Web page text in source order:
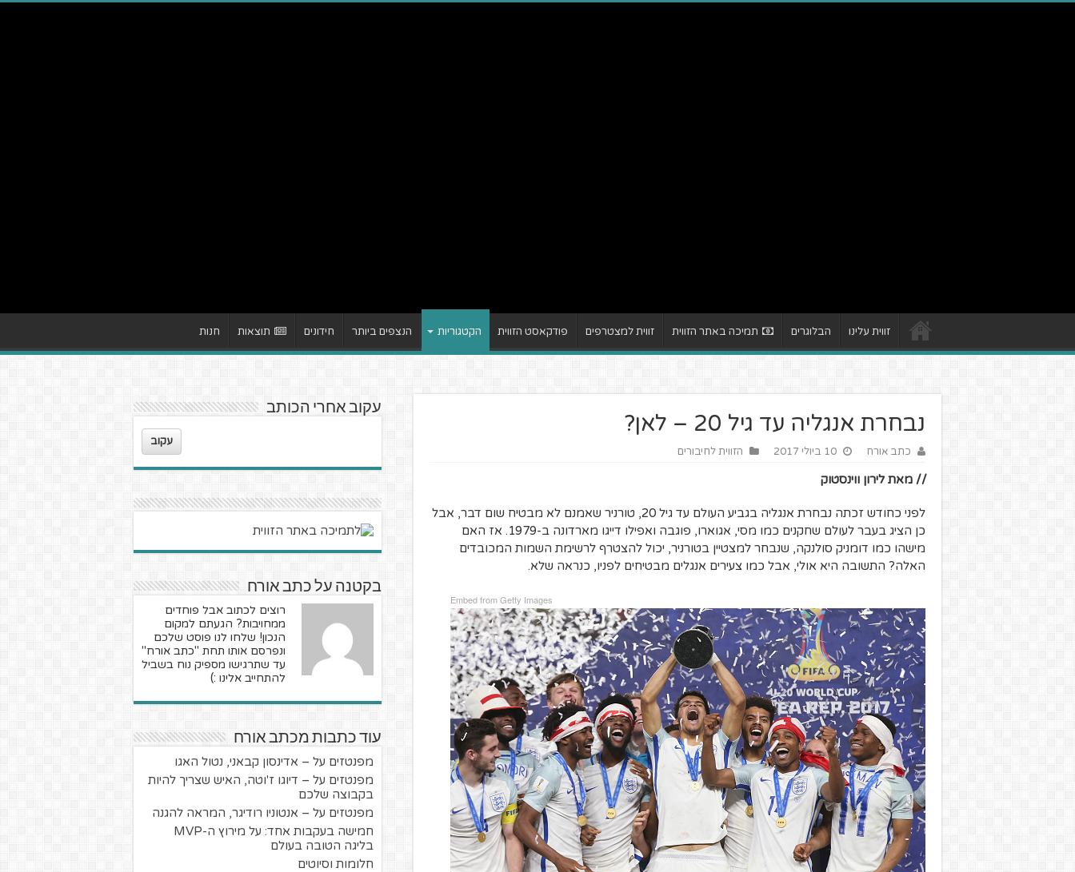
זווית עלינו הבלוגרים תמיכה באתר הזווית זווית למצטרפים פודקאסט הזווית הקטגוריות הנצפים ביותר חידונים תוצאות חנות
נבחרת אנגליה עד גיל 20 – לאן?
כתב אורח 10 ביולי 2017 הזווית לחיבורים
// מאת לירון ווינסטוק
לפני כחודש זכתה נבחרת אנגליה בגביע העולם עד גיל 20, טורניר שאמנם לא מבטיח שום דבר, אבל
כן הציג בעבר לעולם שחקנים כמו מסי, אגוארו, פוגבה ואפילו דייגו מארדונה ב-1979. אז האם
מישהו כמו דומניק סולנקה, שנבחר למצטיין בטורניר, יכול להצטרף לרשימת השמות המכובדים
האלה? התשובה היא אולי, אבל כמו צעירים אנגלים מבטיחים לפניו, כנראה שלא.
Embed from Getty Images
עקוב אחרי הכותב
עקוב
בקטנה על כתב אורח
רוצים לכתוב אבל פוחדים
ממחויבות? הגעתם למקום
הנכון! שלחו לנו פוסט שלכם
ונפרסם אותו תחת "כתב אורח"
עד שתרגישו מספיק נוח בשביל
להתחייב אלינו :)
עוד כתבות מכתב אורח
מפנטזים על – אדינסון קבאני, נטול האגו
מפנטזים על – דיוגו ז'וטה, האיש שצריך להיות
בקבוצה שלכם
מפנטזים על – אנטוניו רודיגר, המראה להגנה
חמישה בעקבות אחד: על מירוץ ה-MVP
בליגה הטובה בעולם
חלומות וסיוטים